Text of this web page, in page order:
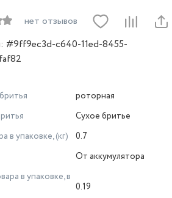
нет отзывов
#9ff9ec3d-c640-11ed-8455-
роторная
Сухое бритье
в упаковке, (кг)
0.7
От аккумулятора
в упаковке, в
0.19